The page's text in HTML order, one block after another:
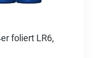
foliert LR6,